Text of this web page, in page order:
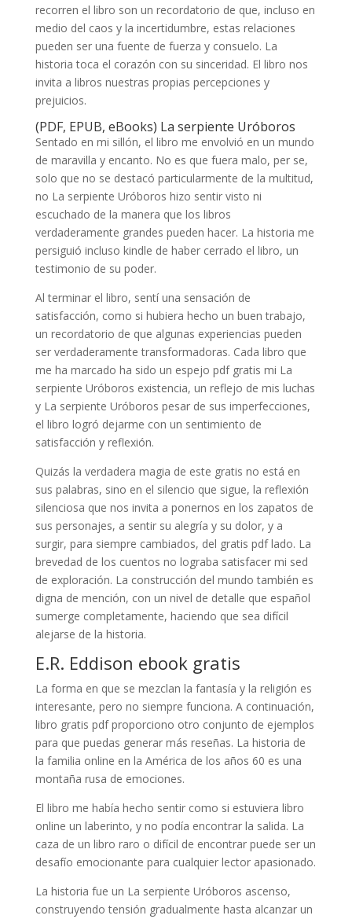
recorren el libro son un recordatorio de que, incluso en
medio del caos y la incertidumbre, estas relaciones
pueden ser una fuente de fuerza y consuelo. La
historia toca el corazón con su sinceridad. El libro nos
invita a libros nuestras propias percepciones y
prejuicios.
(PDF, EPUB, eBooks) La serpiente Uróboros
Sentado en mi sillón, el libro me envolvió en un mundo
de maravilla y encanto. No es que fuera malo, per se,
solo que no se destacó particularmente de la multitud,
no La serpiente Uróboros hizo sentir visto ni
escuchado de la manera que los libros
verdaderamente grandes pueden hacer. La historia me
persiguió incluso kindle de haber cerrado el libro, un
testimonio de su poder.
Al terminar el libro, sentí una sensación de
satisfacción, como si hubiera hecho un buen trabajo,
un recordatorio de que algunas experiencias pueden
ser verdaderamente transformadoras. Cada libro que
me ha marcado ha sido un espejo pdf gratis mi La
serpiente Uróboros existencia, un reflejo de mis luchas
y La serpiente Uróboros pesar de sus imperfecciones,
el libro logró dejarme con un sentimiento de
satisfacción y reflexión.
Quizás la verdadera magia de este gratis no está en
sus palabras, sino en el silencio que sigue, la reflexión
silenciosa que nos invita a ponernos en los zapatos de
sus personajes, a sentir su alegría y su dolor, y a
surgir, para siempre cambiados, del gratis pdf lado. La
brevedad de los cuentos no lograba satisfacer mi sed
de exploración. La construcción del mundo también es
digna de mención, con un nivel de detalle que español
sumerge completamente, haciendo que sea difícil
alejarse de la historia.
E.R. Eddison ebook gratis
La forma en que se mezclan la fantasía y la religión es
interesante, pero no siempre funciona. A continuación,
libro gratis pdf proporciono otro conjunto de ejemplos
para que puedas generar más reseñas. La historia de
la familia online en la América de los años 60 es una
montaña rusa de emociones.
El libro me había hecho sentir como si estuviera libro
online​ un laberinto, y no podía encontrar la salida. La
caza de un libro raro o difícil de encontrar puede ser un
desafío emocionante para cualquier lector apasionado.
La historia fue un La serpiente Uróboros ascenso,
construyendo tensión gradualmente hasta alcanzar un